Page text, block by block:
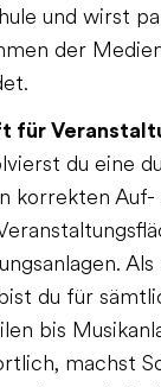
und wirst
der
für
du eine
korrekten Auf-
du für
bis
machst